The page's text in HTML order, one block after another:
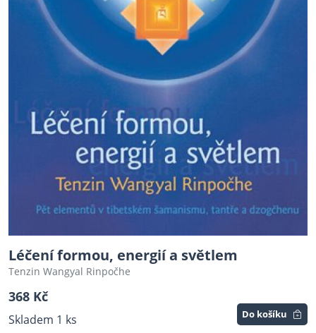
Léčení formou, energií a světlem
Tenzin Wangyal Rinpočhe
368 Kč
Skladem 1 ks Do košíku